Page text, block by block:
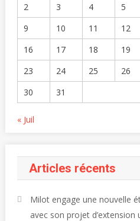
2
3 4 5
9
10 11 12
16
17 18 19
23
24 25 26
30
31
« Juil
Articles récents
Milot engage une nouvelle
avec son projet d’extension